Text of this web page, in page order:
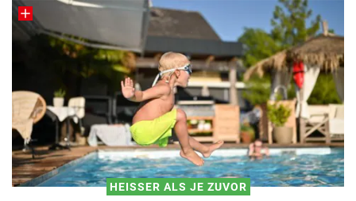
HEISSER ALS JE ZUVOR